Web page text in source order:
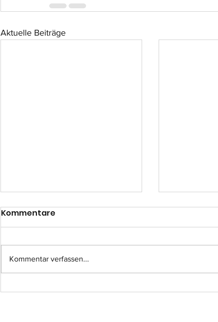
Aktuelle Beiträge
Einsatz-Nr.: 057
Kommentare
Kommentar verfassen...